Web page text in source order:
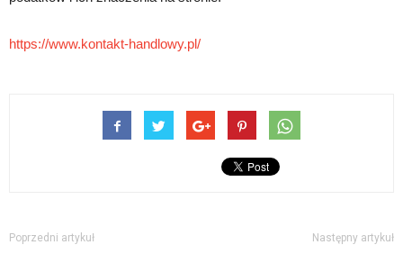
https://www.kontakt-handlowy.pl/
Poprzedni artykuł Następny artykuł